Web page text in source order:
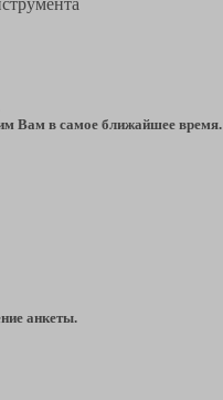
Вам в самое ближайшее время.
анкеты.